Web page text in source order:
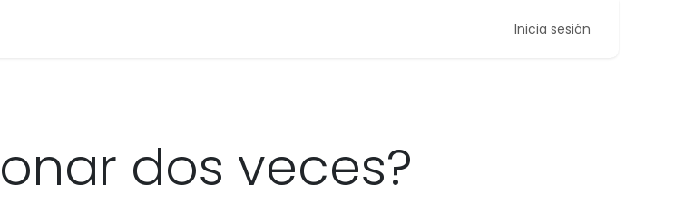
Inicia sesión
dos veces?